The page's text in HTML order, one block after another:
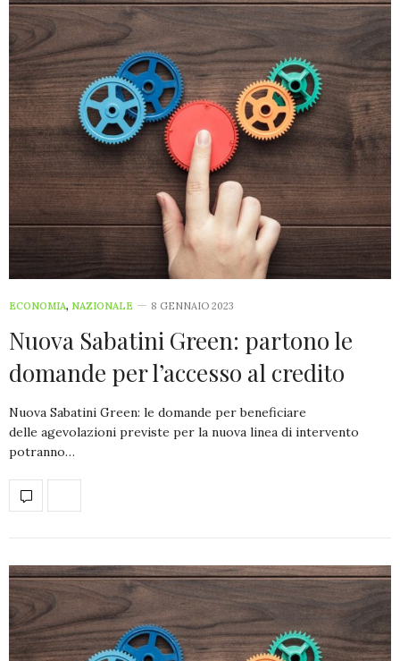
ECONOMIA, NAZIONALE 8 GENNAIO 2023
Nuova Sabatini Green: partono le
domande per l’accesso al credito
Nuova Sabatini Green: le domande per beneficiare
delle agevolazioni previste per la nuova linea di intervento
potranno…